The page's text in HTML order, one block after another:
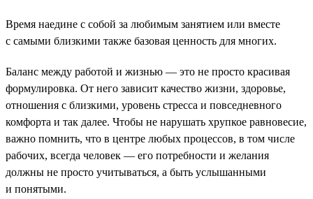
Время наедине с собой за любимым занятием или вместе
с самыми близкими также базовая ценность для многих.
Баланс между работой и жизнью — это не просто красивая
формулировка. От него зависит качество жизни, здоровье,
отношения с близкими, уровень стресса и повседневного
комфорта и так далее. Чтобы не нарушать хрупкое равновесие,
важно помнить, что в центре любых процессов, в том числе
рабочих, всегда человек — его потребности и желания
должны не просто учитываться, а быть услышанными
и понятыми.